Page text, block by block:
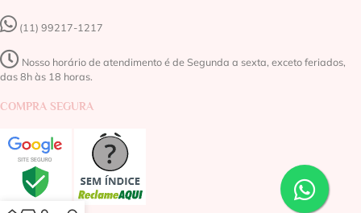
(11) 99217-1217‬
Nosso horário de atendimento é de Segunda a sexta, exceto feriados,
das 8h às 18 horas.
COMPRA SEGURA